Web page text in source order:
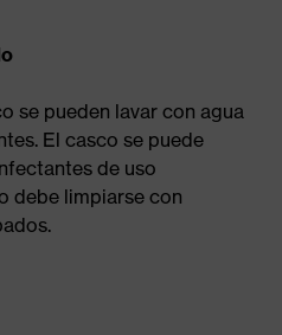
se pueden lavar con agua
El casco se puede
de uso
debe limpiarse con